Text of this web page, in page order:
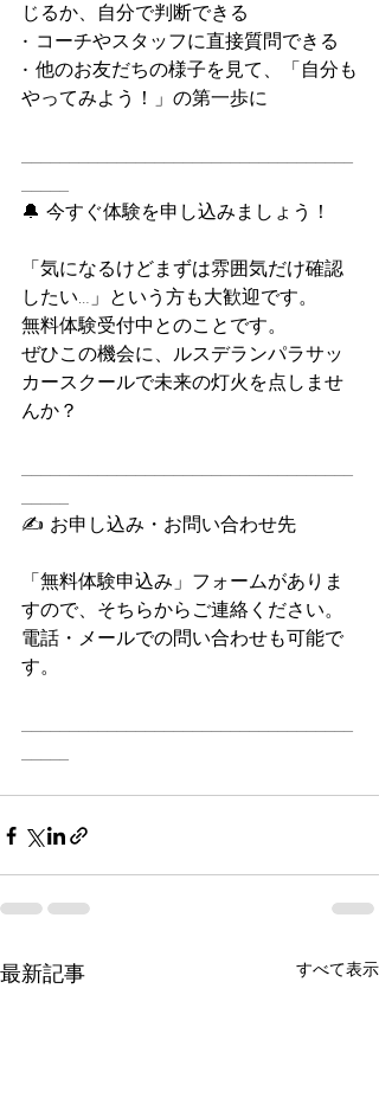
じるか、自分で判断できる
• コーチやスタッフに直接質問できる
• 他のお友だちの様子を見て、「自分も
やってみよう！」の第一歩に
🔔 今すぐ体験を申し込みましょう！
「気になるけどまずは雰囲気だけ確認
したい…」という方も大歓迎です。
無料体験受付中とのことです。
ぜひこの機会に、ルスデランパラサッ
カースクールで未来の灯火を点しませ
んか？
✍️ お申し込み・お問い合わせ先
「無料体験申込み」フォームがありま
すので、そちらからご連絡ください。
電話・メールでの問い合わせも可能で
す。
最新記事 すべて表示